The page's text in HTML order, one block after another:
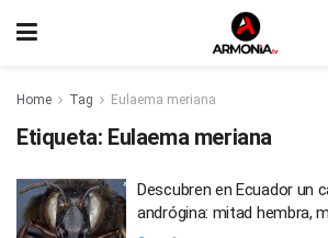
Home Tag Eulaema meriana
Etiqueta: Eulaema meriana
Descubren en Ecuador un
andrógina: mitad hembra,